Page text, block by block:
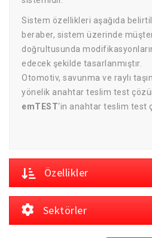
Sistem özellikleri aşağıda
beraber, sistem üzerinde
doğrultusunda
edecek şekilde tasarlanmıştır.
Otomotiv, savunma ve raylı
yönelik anahtar teslim test
emTEST‘in anahtar teslim test
Özellikler
Sektörler